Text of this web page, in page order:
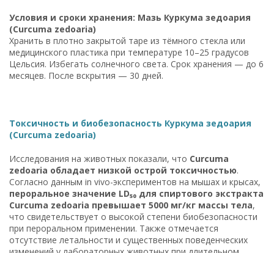
Условия и сроки хранения: Мазь Куркума зедоария
(Curcuma zedoaria)
Хранить в плотно закрытой таре из тёмного стекла или
медицинского пластика при температуре 10–25 градусов
Цельсия. Избегать солнечного света. Срок хранения — до 6
месяцев. После вскрытия — 30 дней.
Токсичность и биобезопасность Куркума зедоария
(Curcuma zedoaria)
Исследования на животных показали, что Curcuma
zedoaria обладает низкой острой токсичностью.
Согласно данным in vivo-экспериментов на мышах и крысах,
пероральное значение LD₅₀ для спиртового экстракта
Curcuma zedoaria превышает 5000 мг/кг массы тела,
что свидетельствует о высокой степени биобезопасности
при пероральном применении. Также отмечается
отсутствие летальности и существенных поведенческих